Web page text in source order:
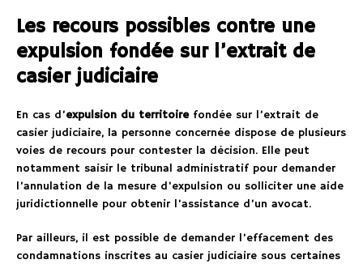
Les recours possibles contre une
expulsion fondée sur l’extrait de
casier judiciaire
En cas d’expulsion du territoirefondée sur l’extrait de
casier judiciaire, la personne concernée dispose de plusieurs
voies de recours pour contester la décision. Elle peut
notamment saisir le tribunal administratif pour demander
l’annulation de la mesure d’expulsion ou solliciter une aide
juridictionnelle pour obtenir l’assistance d’un avocat.
Par ailleurs, il est possible de demander l’effacement des
condamnations inscrites au casier judiciaire sous certaines